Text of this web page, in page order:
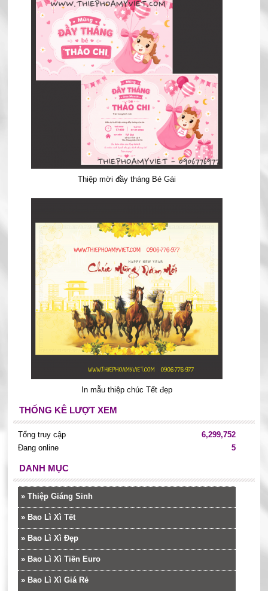
Thiệp mời đầy tháng Bé Gái
In mẫu thiệp chúc Tết đẹp
THỐNG KÊ LƯỢT XEM
Tổng truy cập
6,299,752
Đang online
5
DANH MỤC
» Thiệp Giáng Sinh
» Bao Lì Xì Tết
» Bao Lì Xì Đẹp
» Bao Lì Xì Tiền Euro
» Bao Lì Xì Giá Rẻ